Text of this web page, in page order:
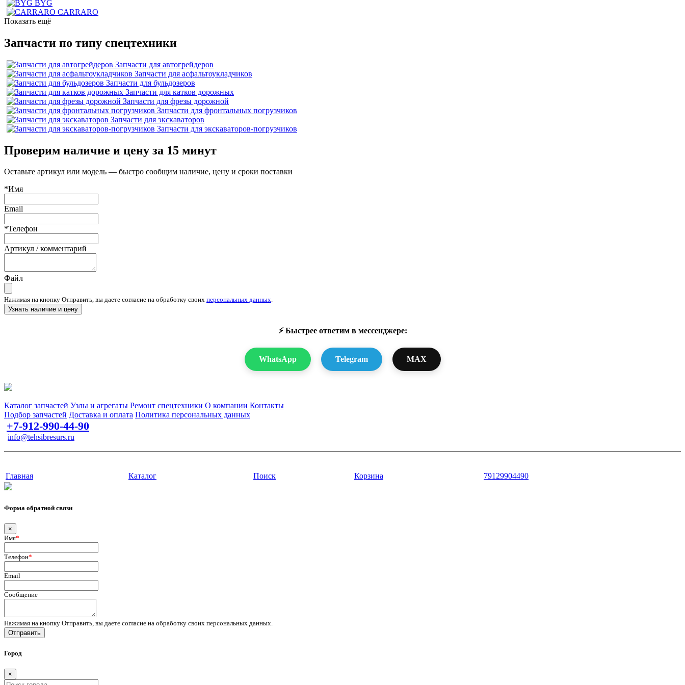
BYG
CARRARO
Показать ещё
Запчасти по типу спецтехники
Запчасти для автогрейдеров
Запчасти для асфальтоукладчиков
Запчасти для бульдозеров
Запчасти для катков дорожных
Запчасти для фрезы дорожной
Запчасти для фронтальных погрузчиков
Запчасти для экскаваторов
Запчасти для экскаваторов-погрузчиков
Проверим наличие и цену за 15 минут
Оставьте артикул или модель — быстро сообщим наличие, цену и сроки поставки
*Имя
Email
*Телефон
Артикул / комментарий
Файл
Нажимая на кнопку Отправить, вы даете согласие на обработку своих персональных данных.
Узнать наличие и цену
⚡ Быстрее ответим в мессенджере:
WhatsApp Telegram MAX
Каталог запчастей Узлы и агрегаты Ремонт спецтехники О компании Контакты
Подбор запчастей Доставка и оплата Политика персональных данных
+7-912-990-44-90
info@tehsibresurs.ru
Главная Каталог Поиск Корзина 79129904490
Форма обратной связи
×
Имя*
Телефон*
Email
Сообщение
Нажимая на кнопку Отправить, вы даете согласие на обработку своих персональных данных.
Отправить
Город
×